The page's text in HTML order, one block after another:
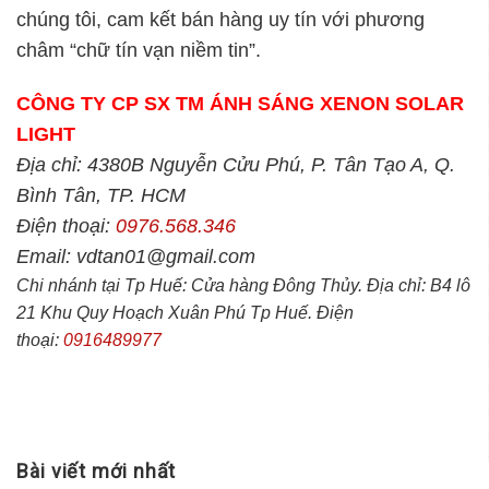
chúng tôi, cam kết bán hàng uy tín với phương
châm “chữ tín vạn niềm tin”.
CÔNG TY CP SX TM ÁNH SÁNG XENON SOLAR
LIGHT
Địa chỉ: 4380B Nguyễn Cửu Phú, P. Tân Tạo A, Q.
Bình Tân, TP. HCM
Điện thoại: 0976.568.346
Email: vdtan01@gmail.com
Chi nhánh tại Tp Huế: Cửa hàng Đông Thủy. Địa chỉ: B4 lô
21 Khu Quy Hoạch Xuân Phú Tp Huế. Điện
thoại: 0916489977
Bài viết mới nhất